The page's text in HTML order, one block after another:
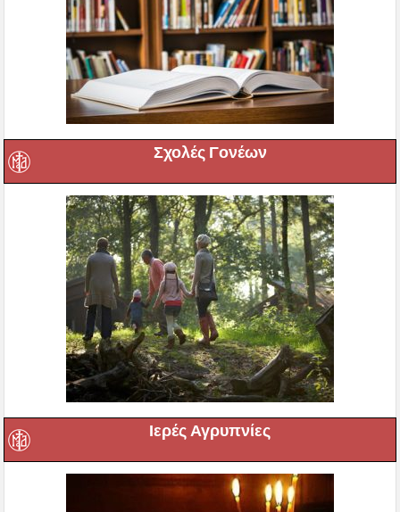
Σχολές Γονέων
Ιερές Αγρυπνίες